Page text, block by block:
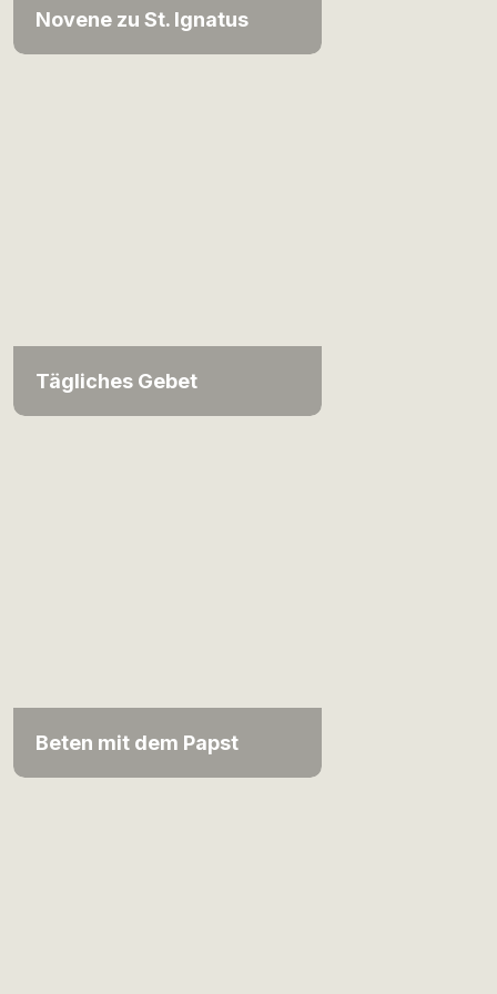
Novene zu St. Ignatus
Tägliches Gebet
Beten mit dem Papst